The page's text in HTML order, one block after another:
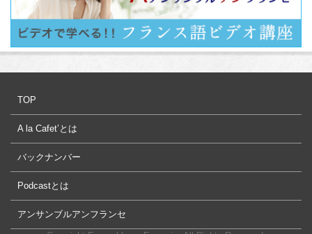
TOP
A la Cafet’とは
バックナンバー
Podcastとは
アンサンブルアンフランセ